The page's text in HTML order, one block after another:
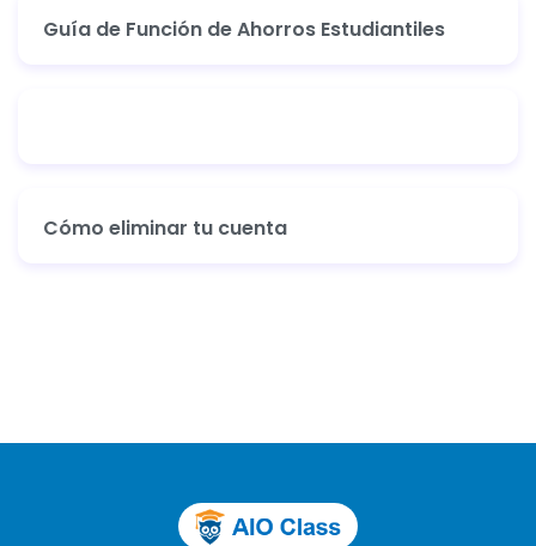
Guía de Función de Ahorros Estudiantiles
Cómo eliminar tu cuenta